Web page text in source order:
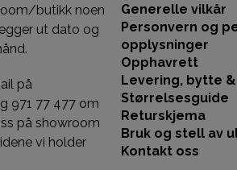
butikk noen
ut dato og
på
971 77 477 om
på showroom
vi holder
Generelle vilkår
Personvern og
opplysninger
Opphavrett
Levering, bytte
Størrelsesguide
Returskjema
Bruk og stell av
Kontakt oss